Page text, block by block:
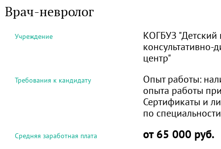
Врач-невролог
Учреждение
КОГБУЗ "Детский
консультативно-
центр"
Требования к кандидату Опыт работы:
опыта работы
Сертификаты и
по
Средняя заработная плата от 65 000 руб.